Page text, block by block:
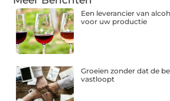
Een leverancier van
voor uw productie
Groeien zonder dat de
vastloopt